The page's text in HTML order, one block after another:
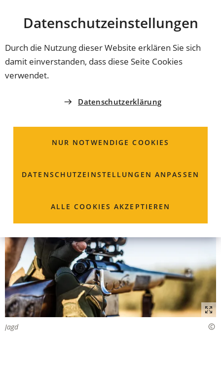
Datenschutz­einstellungen
Durch die Nutzung dieser Website erklären Sie sich
damit einverstanden, dass diese Seite Cookies
verwendet.
Datenschutzerklärung
NUR NOTWENDIGE COOKIES
DATENSCHUTZ­EINSTELLUNGEN ANPASSEN
ALLE COOKIES AKZEPTIEREN
INHALT ANSPRINGEN
Coburg
Falknerjagdschein;
Beantragung
Jagd